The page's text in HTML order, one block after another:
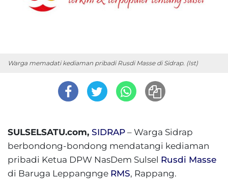
Warga memadati kediaman pribadi Rusdi Masse di Sidrap. (Ist)
SULSELSATU.com, SIDRAP – Warga Sidrap
berbondong-bondong mendatangi kediaman
pribadi Ketua DPW NasDem Sulsel Rusdi Masse
di Baruga Leppangnge RMS, Rappang.